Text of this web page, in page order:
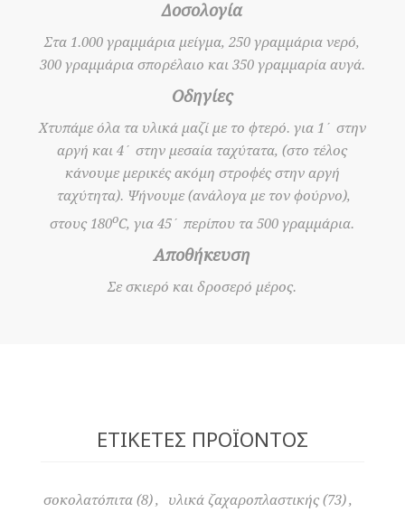
Δοσολογία
Στα 1.000 γραμμάρια μείγμα, 250 γραμμάρια νερό,
300 γραμμάρια σπορέλαιο και 350 γραμμαρία αυγά.
Οδηγίες
Χτυπάμε όλα τα υλικά μαζί με το φτερό. για 1΄ στην
αργή και 4΄ στην μεσαία ταχύτατα, (στο τέλος
κάνουμε μερικές ακόμη στροφές στην αργή
ταχύτητα). Ψήνουμε (ανάλογα με τον φούρνο),
στους 180οC, για 45΄ περίπου τα 500 γραμμάρια.
Αποθήκευση
Σε σκιερό και δροσερό μέρος.
ΕΤΙΚΈΤΕΣ ΠΡΟΪΌΝΤΟΣ
σοκολατόπιτα (8), υλικά ζαχαροπλαστικής (73),